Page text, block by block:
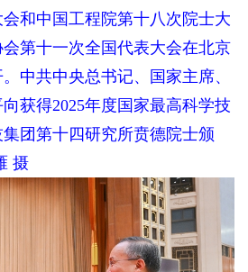
和中国工程院第十八次院士大
第十一次全国代表大会在北京
中共中央总书记、国家主席、
获得2025年度国家最高科学技
团第十四研究所贲德院士颁
摄